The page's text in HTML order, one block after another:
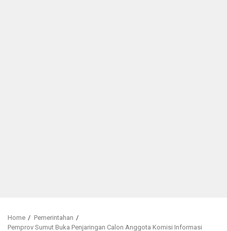
Home
Pemerintahan
Pemprov Sumut Buka Penjaringan Calon Anggota Komisi Informasi